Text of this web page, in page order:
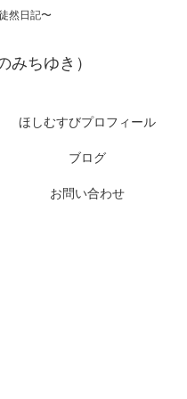
然日記〜
みちゆき）
ほしむすびプロフィール
ブログ
お問い合わせ